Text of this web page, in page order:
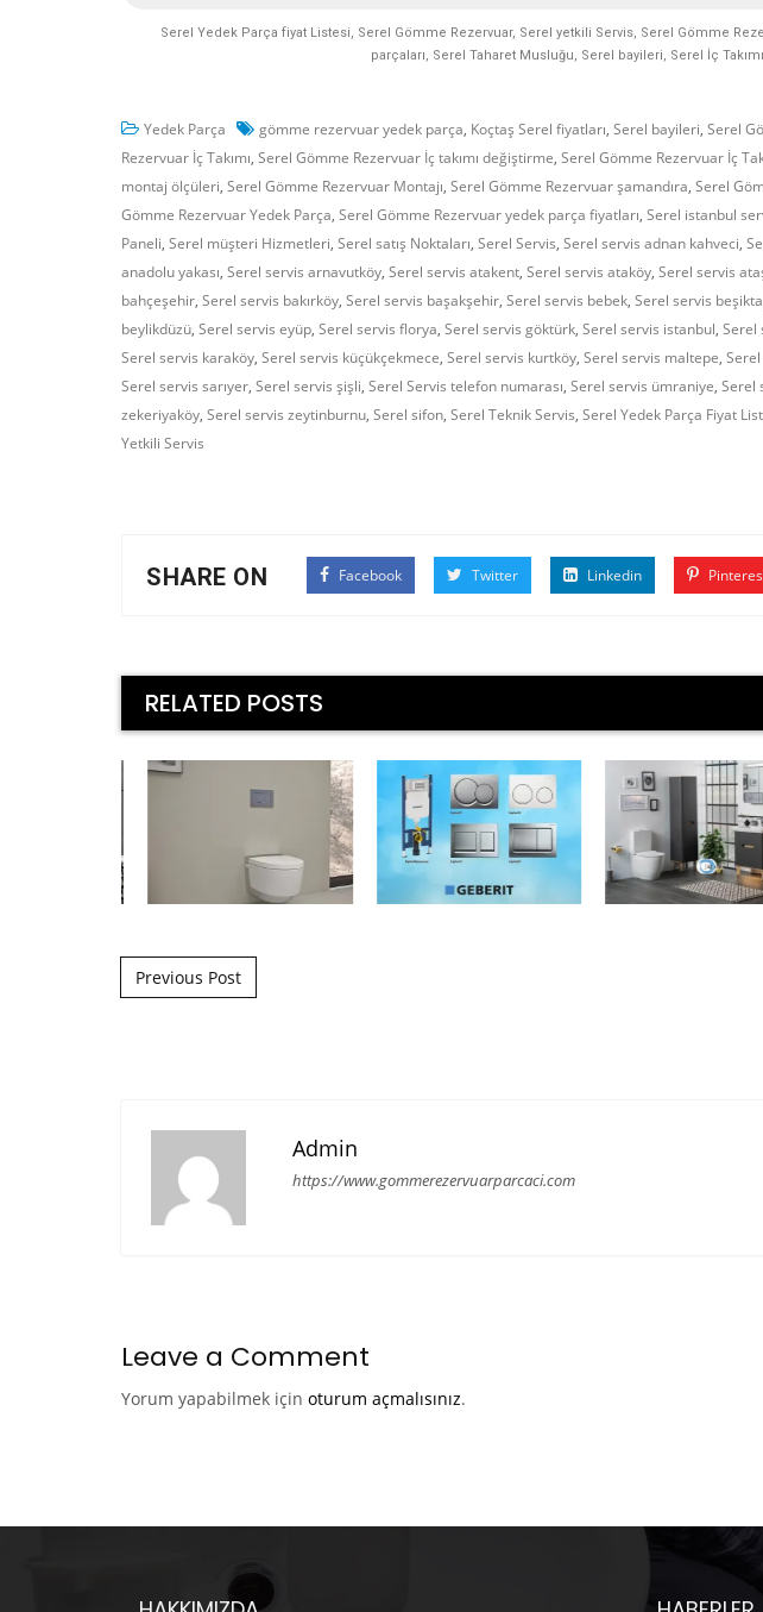
Serel Yedek Parça fiyat Listesi, Serel Gömme Rezervuar, Serel yetkili Servis, Serel Gömme
parçaları, Serel Taharet Musluğu, Serel bayileri, Serel İç Takımı
Yedek Parça gömme rezervuar yedek parça, Koçtaş Serel fiyatları, Serel bayileri, Serel
Rezervuar İç Takımı, Serel Gömme Rezervuar İç takımı değiştirme, Serel Gömme Rezervuar İç
montaj ölçüleri, Serel Gömme Rezervuar Montajı, Serel Gömme Rezervuar şamandıra, Serel
Gömme Rezervuar Yedek Parça, Serel Gömme Rezervuar yedek parça fiyatları, Serel istanbul
Paneli, Serel müşteri Hizmetleri, Serel satış Noktaları, Serel Servis, Serel servis adnan kahveci,
anadolu yakası, Serel servis arnavutköy, Serel servis atakent, Serel servis ataköy, Serel servis
bahçeşehir, Serel servis bakırköy, Serel servis başakşehir, Serel servis bebek, Serel servis
beylikdüzü, Serel servis eyüp, Serel servis florya, Serel servis göktürk, Serel servis istanbul, Serel
Serel servis karaköy, Serel servis küçükçekmece, Serel servis kurtköy, Serel servis maltepe,
Serel servis sarıyer, Serel servis şişli, Serel Servis telefon numarası, Serel servis ümraniye, Serel
zekeriyaköy, Serel servis zeytinburnu, Serel sifon, Serel Teknik Servis, Serel Yedek Parça Fiyat
Yetkili Servis
SHARE ON Facebook Twitter Linkedin
RELATED POSTS
Post navigation
Previous Post
Admin
https://www.gommerezervuarparcaci.com
Leave a Comment
Yorum yapabilmek için oturum açmalısınız.